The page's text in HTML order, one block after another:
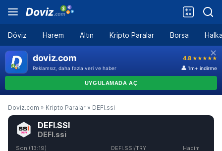
Döviz Harem Altın Kripto Paralar Borsa
Doviz.com » Kripto Paralar » DEFI.ssi
DEFI.SSI
DEFI.ssi
Son (13:19) DEFI.SSI/TRY Hacim